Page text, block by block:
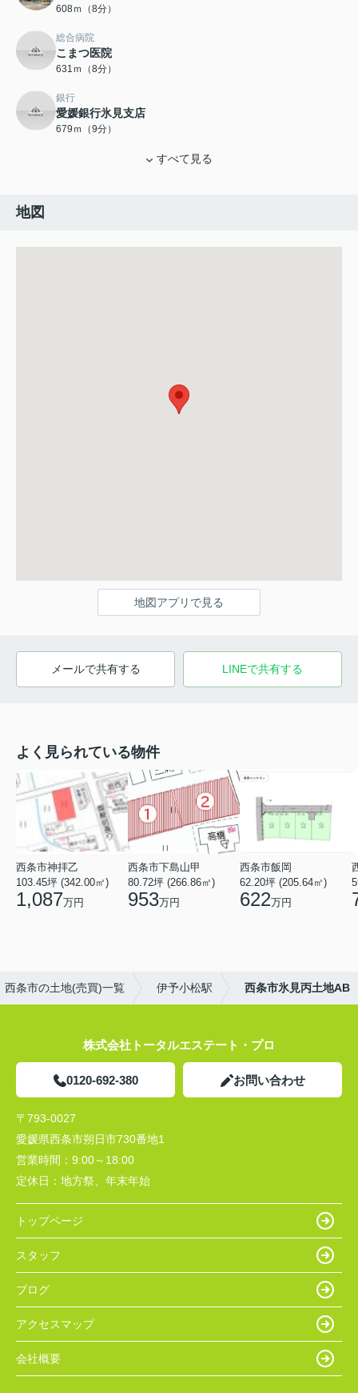
608ｍ（8分）
総合病院
こまつ医院
631ｍ（8分）
銀行
愛媛銀行氷見支店
679ｍ（9分）
すべて見る
地図
地図アプリで見る
メールで共有する LINEで共有する
よく見られている物件
西条市神拝乙
103.45坪 (342.00㎡)
1,087万円
西条市下島山甲
80.72坪 (266.86㎡)
953万円
西条市飯岡
62.20坪 (205.64㎡)
622万円
西条市の土地(売買)一覧 伊予小松駅 西条市氷見丙土地AB
株式会社トータルエステート・プロ
0120-692-380 お問い合わせ
〒793-0027
愛媛県西条市朔日市730番地1
営業時間： 9:00～18:00
定休日： 地方祭、年末年始
トップページ
スタッフ
ブログ
アクセスマップ
会社概要